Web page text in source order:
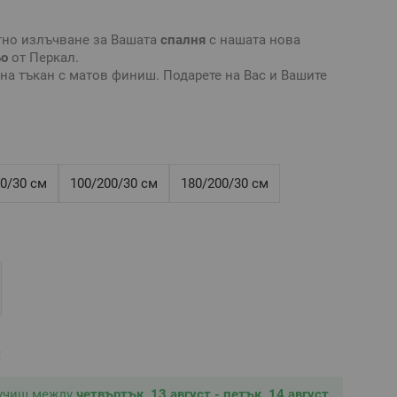
излъчване за Вашата спалня с нашата нова
от Перкал.
тъкан с матов финиш. Подарете на Вас и Вашите
за чистота и лукс в четири нежни цвята.
изплъзването му от матрака.
за матрак 140/200/30 см, максимална височина на
50% бамбук
на използваното устройство.
30 см 100/200/30 см 180/200/30 см